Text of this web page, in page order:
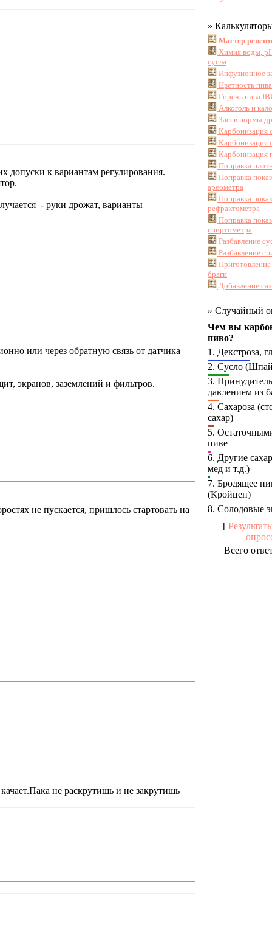
допуски к вариантам регулирования.
- руки дрожат, варианты
или через обратную связь от датчика
экранов, заземлений и фильтров.
не пускается, пришлось стартовать на
не раскрутишь и не закрутишь
»
Мастер
Химия воды,
сусла
Инфузионное
Цветность
Горечь пива
Алкоголь и
Засев нормы
Карбонизация
Карбонизация
Карбонизация
Поправка
Поправка
ареометра
Поправка
рефрактометра
Поправка
спиртометра
Разбавление
Разбавление
браги
Добавление
» Случайный
Чем вы
пиво?
1. Декстроза,
2. Сусло
3.
давлением из
4. Сахароза
сахар)
5.
пиве
6. Другие
мед и т.д.)
7. Бродящее
(Кройцен)
8. Солодовые
[
Всего